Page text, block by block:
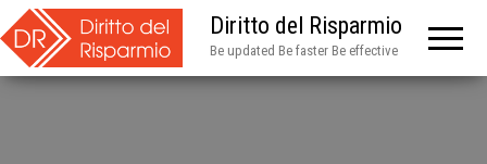
Diritto del Risparmio
Be updated Be faster Be effective